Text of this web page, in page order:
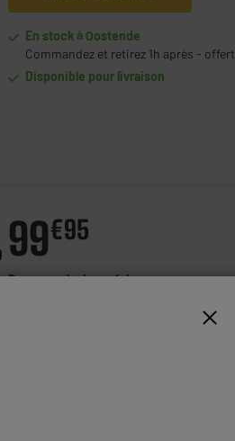
En stock à Oostende
Commandez et retirez 1h après - offert
Disponible pour livraison
99€95
Payer enplusieurs fois